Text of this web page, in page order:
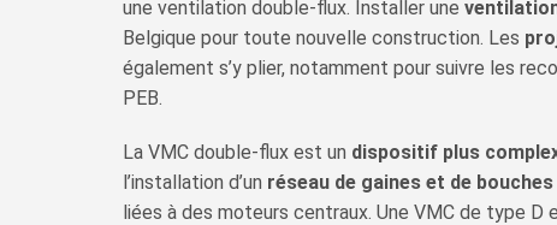
une ventilation double-flux. Installer une
Belgique pour toute nouvelle construction. Les
également s’y plier, notamment pour suivre les
PEB.
La VMC double-flux est un dispositif plus
l’installation d’un réseau de gaines et de
liées à des moteurs centraux. Une VMC de type D